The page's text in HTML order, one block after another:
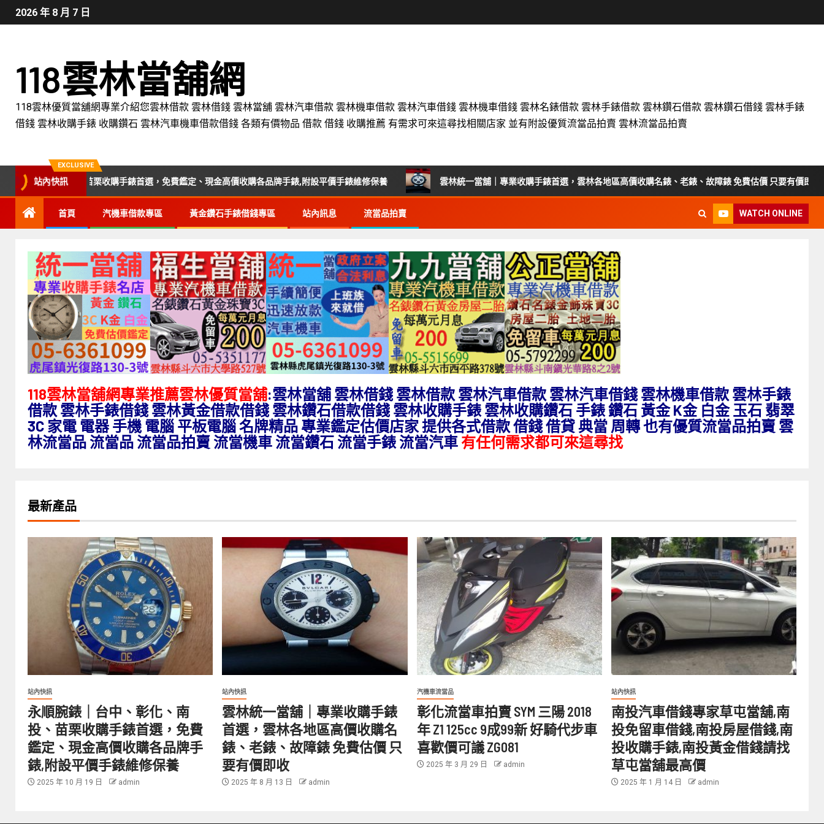
2026 年 8 月 7 日
118雲林當舖網
118雲林優質當舖網專業介紹您雲林借款 雲林借錢 雲林當舖 雲林汽車借款 雲林機車借款 雲林汽車借錢 雲林機車借錢 雲林名錶借款 雲林手錶借款 雲林鑽石借款 雲林鑽石借錢 雲林手錶
借錢 雲林收購手錶 收購鑽石 雲林汽車機車借款借錢 各類有價物品 借款 借錢 收購推薦 有需求可來這尋找相關店家 並有附設優質流當品拍賣 雲林流當品拍賣
EXCLUSIVE
站內快訊
、彰化、南投、苗栗收購手錶首選，免費鑑定、現金高價收購各品牌手錶,附設平價手錶維修保養 雲林統一當舖｜專業收購手錶首選，雲林各地區高價收購名錶、老錶、故障錶 免費估價 只要有價即收
首頁 汽機車借款專區 黃金鑽石手錶借錢專區 站內訊息 流當品拍賣 WATCH ONLINE
118雲林當舖網專業推薦雲林優質當舖:雲林當舖 雲林借錢 雲林借款 雲林汽車借款 雲林汽車借錢 雲林機車借款 雲林手錶
借款 雲林手錶借錢 雲林黃金借款借錢 雲林鑽石借款借錢 雲林收購手錶 雲林收購鑽石 手錶 鑽石 黃金 K金 白金 玉石 翡翠
3C 家電 電器 手機 電腦 平板電腦 名牌精品 專業鑑定估價店家 提供各式借款 借錢 借貸 典當 周轉 也有優質流當品拍賣 雲
林流當品 流當品 流當品拍賣 流當機車 流當鑽石 流當手錶 流當汽車 有任何需求都可來這尋找
最新產品
站內快訊
永順腕錶｜台中、彰化、南
投、苗栗收購手錶首選，免費
鑑定、現金高價收購各品牌手
錶,附設平價手錶維修保養
2025 年 10 月 19 日 admin
站內快訊
雲林統一當舖｜專業收購手錶
首選，雲林各地區高價收購名
錶、老錶、故障錶 免費估價 只
要有價即收
2025 年 8 月 13 日 admin
汽機車流當品
彰化流當車拍賣 SYM 三陽 2018
年 Z1 125cc 9成99新 好騎代步車
喜歡價可議 ZG081
2025 年 3 月 29 日 admin
站內快訊
南投汽車借錢專家草屯當舖,南
投免留車借錢,南投房屋借錢,南
投收購手錶,南投黃金借錢請找
草屯當舖最高價
2025 年 1 月 14 日 admin